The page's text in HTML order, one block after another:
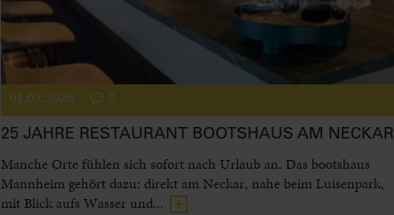
01.07.2026 0
25 JAHRE RESTAURANT BOOTSHAUS AM NECKAR
Manche Orte fühlen sich sofort nach Urlaub an. Das bootshaus
Mannheim gehört dazu: direkt am Neckar, nahe beim Luisenpark,
mit Blick aufs Wasser und...